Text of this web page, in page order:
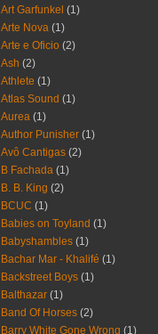
Art Garfunkel (1)
Arte Nova (1)
Arte e Oficio (2)
Ash (2)
Athlete (1)
Atlas Sound (1)
Aurea (1)
Author Punisher (1)
Avô Cantigas (2)
B Fachada (1)
B. B. King (2)
BCUC (1)
Babies on Toyland (1)
Babyshambles (1)
Bachar Mar - Khalifé (1)
Backstreet Boys (1)
Balthazar (1)
Band Of Horses (2)
Barry White Gone Wrong (1)